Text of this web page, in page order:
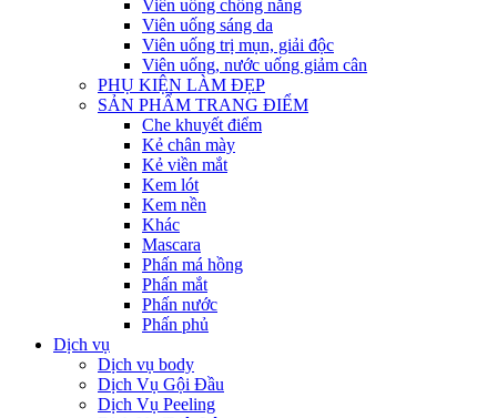
Viên uống chống nắng
Viên uống sáng da
Viên uống trị mụn, giải độc
Viên uống, nước uống giảm cân
PHỤ KIỆN LÀM ĐẸP
SẢN PHẨM TRANG ĐIỂM
Che khuyết điểm
Kẻ chân mày
Kẻ viền mắt
Kem lót
Kem nền
Khác
Mascara
Phấn má hồng
Phấn mắt
Phấn nước
Phấn phủ
Dịch vụ
Dịch vụ body
Dịch Vụ Gội Đầu
Dịch Vụ Peeling